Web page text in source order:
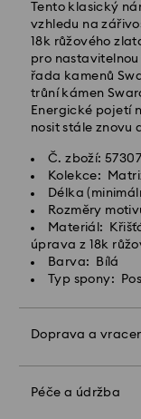
Tento klasický
vzhledu na
18k růžového
pro
řada kamenů
trůní kámen
Energické pojetí
nosit stále znovu
Č. zboží:
Kolekce:
Délka
Rozměry
Materiál:
úprava z 18k
Barva: Bílá
Typ spony:
Doprava a
Standardní
zpracování a
Standardní
Standardní
Expresní
Objednávky
SEČ budou
den.
Expresní dodací
zpracování a
Náklady na
adresy typu
společnosti
U produktů
Péče a údržba
barevné mašli
mimořádnější. K